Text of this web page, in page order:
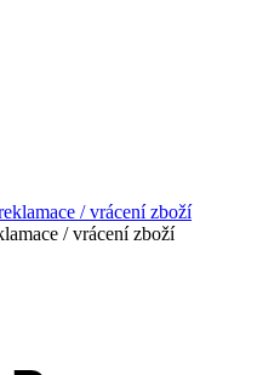
/ vrácení zboží
/ vrácení zboží